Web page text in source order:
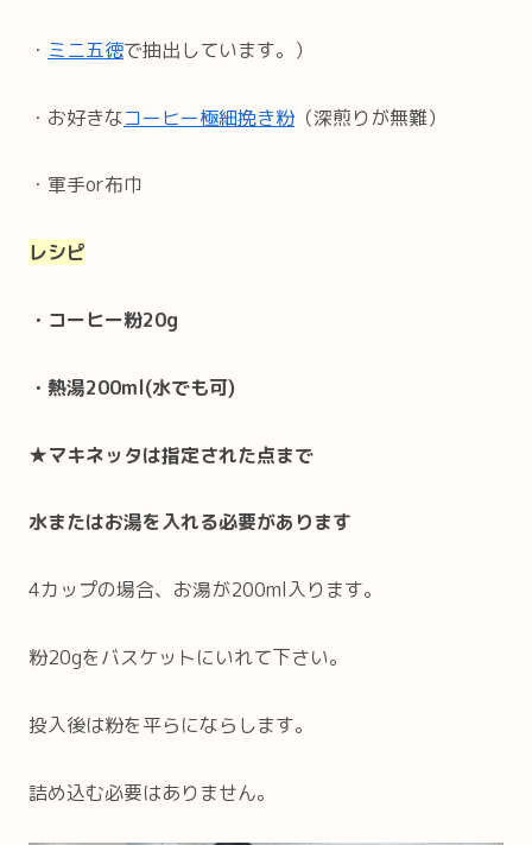
・ ミニ五徳で抽出しています。）
・お好きなコーヒー極細挽き粉 （深煎りが無難）
・軍手or布巾
レシピ
・コーヒー粉20g
・熱湯200ml(水でも可)
★マキネッタは指定された点まで
水またはお湯を入れる必要があります
4カップの場合、お湯が200ml入ります。
粉20gをバスケットにいれて下さい。
投入後は粉を平らにならします。
詰め込む必要はありません。